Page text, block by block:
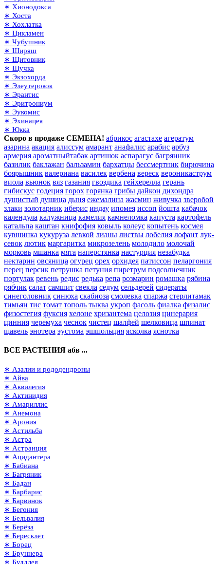
∗ Хионодокса
∗ Хоста
∗ Хохлатка
∗ Цикламен
∗ Чубушник
∗ Ширяш
∗ Щитовник
∗ Щучка
∗ Экзохорда
∗ Элеутерокок
∗ Эрантис
∗ Эритрониум
∗ Эукомис
∗ Эхинацея
∗ Юкка
Скоро в продаже СЕМЕНА! абрикос агастахе агератум
азарина акация алиссум амарант анафалис арабис арбуз
армерия ароматныйтабак артишок аспарагус багрянник
базилик баклажан бальзамин бархатцы бессмертник бирючина
боярышник валериана василек вербена вереск вероникаструм
виола вьюнок вяз газания гвоздика гейхерелла герань
гибискус годеция горох горянка грибы дайкон дихондра
душистый душица дыня ежемалина жасмин живучка зверобой
злаки золотарник иберис индау ипомея иссоп йошта кабачок
календула калужница камелия камнеломка капуста картофель
катальпа каштан книфофия ковыль колеус копытень космея
кувшинка кукуруза левкой лианы листвы лобелия лофант лук-
севок лютик маргаритка микрозелень молодило молочай
морковь мшанка мята наперстянка настурция незабудка
нектарин овсяница огурец орех орхидея патиссон пеларгония
перец персик петрушка петуния пиретрум подсолнечник
портулак ревень редис редька репа розмарин ромашка рябина
рябчик салат самшит свекла седум сельдерей сидераты
синеголовник синюха скабиоза смолевка спаржа стерлитамак
тимьян тис томат тополь тыква укроп фасоль фиалка физалис
физостегия фуксия хелоне хризантема целозия цинерария
цинния черемуха чеснок чистец шалфей шелковица шпинат
щавель энотера эустома эшшольция ясколка яснотка
ВСЕ РАСТЕНИЯ абв ...
∗ Азалии и рододендроны
∗ Айва
∗ Аквилегия
∗ Актинидия
∗ Амариллис
∗ Анемона
∗ Арония
∗ Астильба
∗ Астра
∗ Астранция
∗ Ацидантера
∗ Бабиана
∗ Багряник
∗ Бадан
∗ Барбарис
∗ Барвинок
∗ Бегония
∗ Бельвалия
∗ Берёза
∗ Бересклет
∗ Борец
∗ Бруннера
∗ Буддлея